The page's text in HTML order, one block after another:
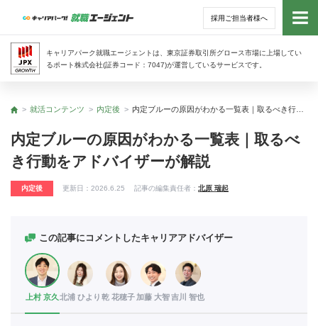
採用ご担当者様へ
キャリアパーク就職エージェントは、東京証券取引所グロース市場に上場してい
るポート株式会社(証券コード：7047)が運営しているサービスです。
トッ
トップ
就活コンテンツ 内定後
内定ブルーの原因がわかる一覧表｜取るべ
き行動をアドバイザーが解説
内定後 更新日： 2026.6.25 記事の編集責任者： 北原 瑞起
この記事にコメントしたキャリアアドバイザー
上村 京久 北浦 ひより 乾 花穂子 加藤 大智吉川 智也